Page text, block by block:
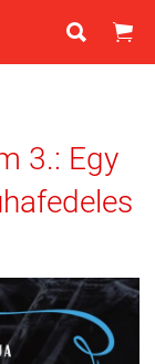
 
3.: Egy